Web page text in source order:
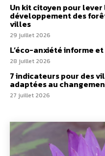
Un kit citoyen pour
développement des
villes
29 juillet 2026
L’éco-anxiété informe
28 juillet 2026
7 indicateurs pour des
adaptées au
27 juillet 2026